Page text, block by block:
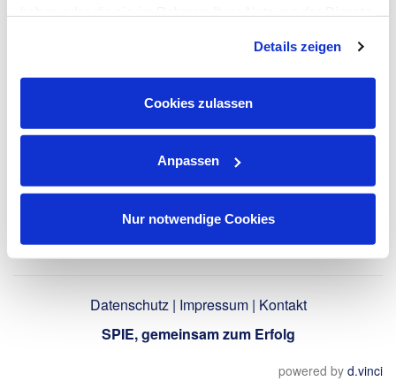
Verarbeitung Ihrer Daten in den USA ein. Alle weiteren
Informationen zu Cookies finden Sie in unseren
Datenschutzhinweisen .
Details zeigen
Cookies zulassen
Anpassen
Nur notwendige Cookies
LinkedIn-Profil
Datenschutz| Impressum| Kontakt
SPIE, gemeinsam zum Erfolg
powered by d.vinci